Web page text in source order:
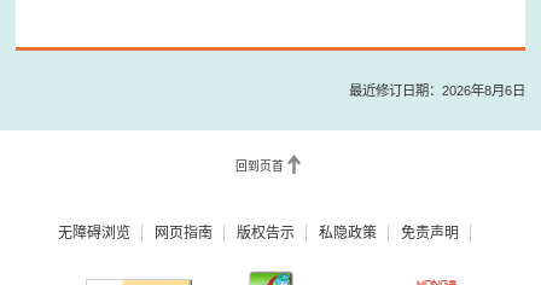
最近修订日期：2026年8月6日
回到页首
无障碍浏览 网页指南 版权告示 私隐政策 免责声明